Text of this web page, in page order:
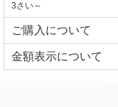
3さい～
ご購入について
⾦額表⽰について